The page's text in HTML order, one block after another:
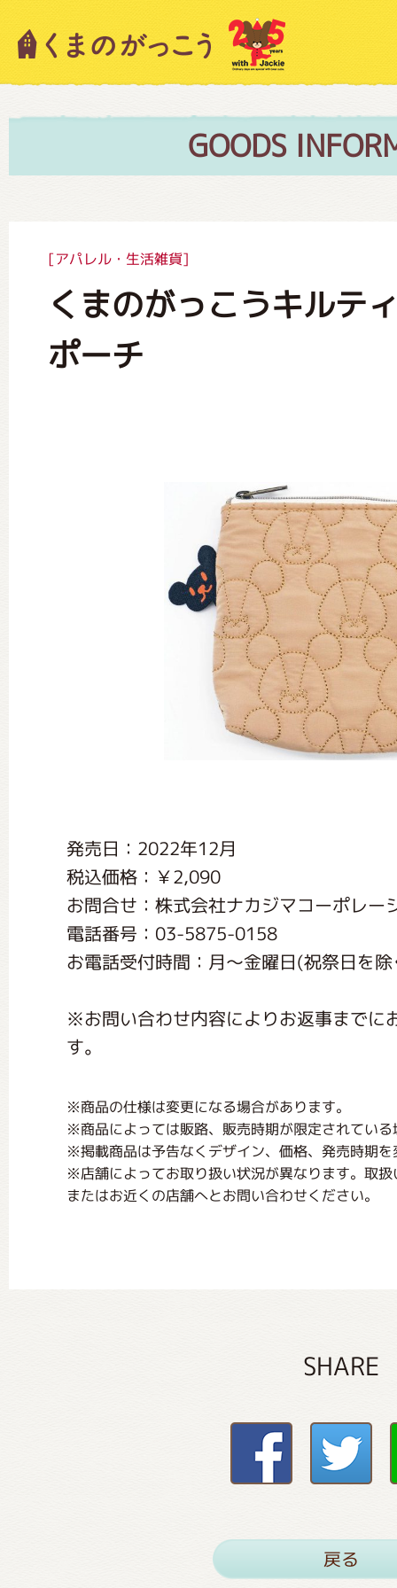
GOODS
[アパレル・生活雑貨]
くまのがっこうキルテ
ポーチ
発売日：2022年12月
税込価格：￥2,090
お問合せ：株式会社ナカジマコーポレー
電話番号：03-5875-0158
お電話受付時間：月〜金曜日(祝祭日を
※お問い合わせ内容によりお返事までに
す。
※商品の仕様は変更になる場合があります。
※商品によっては販路、販売時期が限定されてい
※掲載商品は予告なくデザイン、価格、発売時期
※店舗によってお取り扱い状況が異なります。取
またはお近くの店舗へとお問い合わせください。
SHARE
戻る
キャラクター紹介
絵本・作家紹介
ミュージカル・コンサート
おたのしみコンテンツ(クイズ・
チア ジャッキーズ！
くまのがっこう 家庭科部